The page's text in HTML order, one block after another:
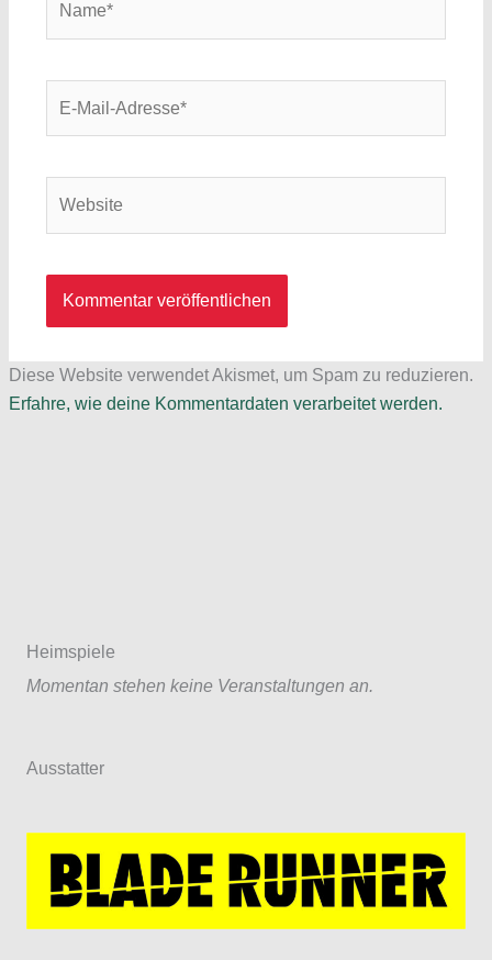
Diese Website verwendet Akismet, um Spam zu reduzieren.
Erfahre, wie deine Kommentardaten verarbeitet werden.
Heimspiele
Momentan stehen keine Veranstaltungen an.
Ausstatter